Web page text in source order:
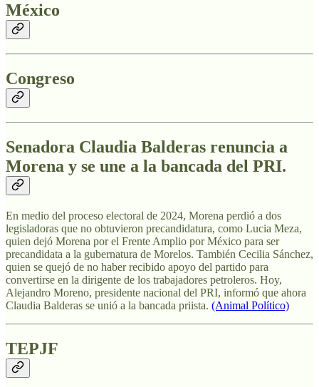
México
Congreso
Senadora Claudia Balderas renuncia a
Morena y se une a la bancada del PRI.
En medio del proceso electoral de 2024, Morena perdió a dos
legisladoras que no obtuvieron precandidatura, como Lucia Meza,
quien dejó Morena por el Frente Amplio por México para ser
precandidata a la gubernatura de Morelos. También Cecilia Sánchez,
quien se quejó de no haber recibido apoyo del partido para
convertirse en la dirigente de los trabajadores petroleros. Hoy,
Alejandro Moreno, presidente nacional del PRI, informó que ahora
Claudia Balderas se unió a la bancada priista. (Animal Político)
TEPJF